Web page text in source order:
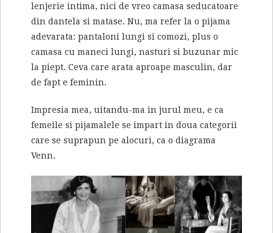
lenjerie intima, nici de vreo camasa seducatoare
din dantela si matase. Nu, ma refer la o pijama
adevarata: pantaloni lungi si comozi, plus o
camasa cu maneci lungi, nasturi si buzunar mic
la piept. Ceva care arata aproape masculin, dar
de fapt e feminin.
Impresia mea, uitandu-ma in jurul meu, e ca
femeile si pijamalele se impart in doua categorii
care se suprapun pe alocuri, ca o diagrama
Venn.